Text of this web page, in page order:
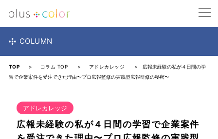
COLUMN
TOP > コラム TOP > アドレカレッジ
> 広報未経験の私が４日間の学
習で企業案件を受注できた理由〜プロ広報監修の実践型広報研修の秘密〜
アドレカレッジ
広報未経験の私が４日間の学習で企業案件